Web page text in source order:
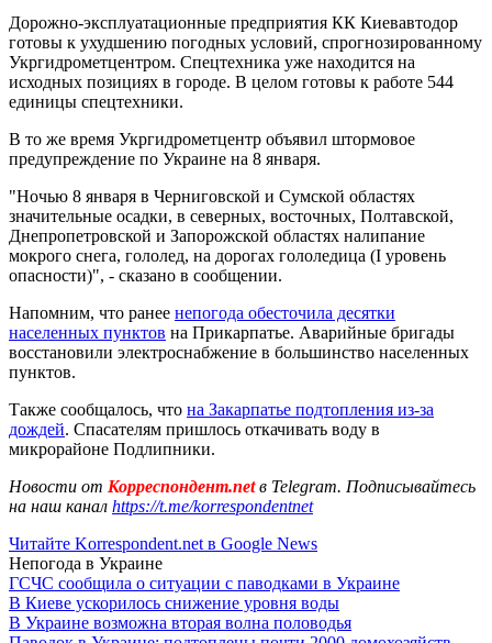
Дорожно-эксплуатационные предприятия КК Киевавтодор
готовы к ухудшению погодных условий, спрогнозированному
Укргидрометцентром. Спецтехника уже находится на
исходных позициях в городе. В целом готовы к работе 544
единицы спецтехники.
В то же время Укргидрометцентр объявил штормовое
предупреждение по Украине на 8 января.
"Ночью 8 января в Черниговской и Сумской областях
значительные осадки, в северных, восточных, Полтавской,
Днепропетровской и Запорожской областях налипание
мокрого снега, гололед, на дорогах гололедица (I уровень
опасности)", - сказано в сообщении.
Напомним, что ранее непогода обесточила десятки
населенных пунктов на Прикарпатье. Аварийные бригады
восстановили электроснабжение в большинство населенных
пунктов.
Также сообщалось, что на Закарпатье подтопления из-за
дождей. Спасателям пришлось откачивать воду в
микрорайоне Подлипники.
Новости от Корреспондент.netв Telegram. Подписывайтесь
на наш канал https://t.me/korrespondentnet
Читайте Korrespondent.net в Google News
Непогода в Украине
ГСЧС сообщила о ситуации с паводками в Украине
В Киеве ускорилось снижение уровня воды
В Украине возможна вторая волна половодья